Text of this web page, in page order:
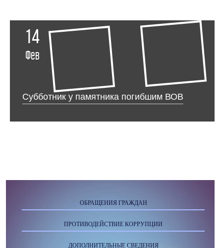
14
Фев
Субботник у памятника погибшим ВОВ
ОБРАЩЕНИЯ ГРАЖДАН
ПРОТИВОДЕЙСТВИЕ КОРРУПЦИИ
ДОПОЛНИТЕЛЬНЫЕ СВЕДЕНИЯ